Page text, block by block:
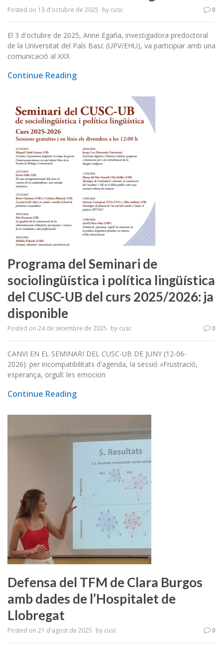
Posted on 13 d'octubre de 2025 by cusc 0
El 3 d'octubre de 2025, Anne Egaña, investigadora predoctoral
de la Universitat del País Basc (UPV/EHU), va participiar amb una
comunicació al XXX
Continue Reading
Programa del Seminari de
sociolingüística i política lingüística
del CUSC-UB del curs 2025/2026: ja
disponible
Posted on 24 de setembre de 2025 by cusc 0
CANVI EN EL SEMINARI DEL CUSC-UB DE JUNY (12-06-
2026): per incompatibilitats d'agenda, la sessió «Frustració,
esperança, orgull: les emocion
Continue Reading
Defensa del TFM de Clara Burgos
amb dades de l’Hospitalet de
Llobregat
Posted on 21 d'agost de 2025 by cusc 0